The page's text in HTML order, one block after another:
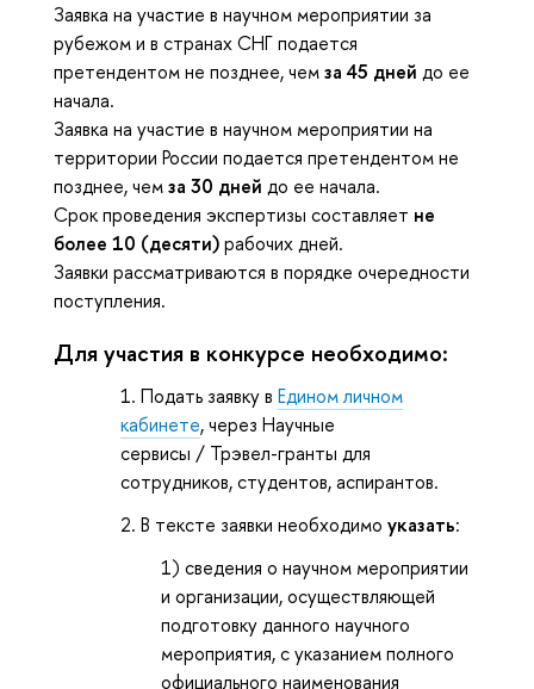
Заявка на участие в научном мероприятии за
рубежом и в странах СНГ подается
претендентом не позднее, чемза 45 дней до ее
начала.
Заявка на участие в научном мероприятии на
территории России подается претендентом не
позднее, чемза 30 дней до ее начала.
Срок проведения экспертизы составляет не
более 10 (десяти)рабочих дней.
Заявки рассматриваются в порядке очередности
поступления.
Для участия в конкурсе необходимо:
Подать заявку в Едином личном
кабинете, через Научные
сервисы / Трэвел-гранты для
сотрудников, студентов, аспирантов.
В тексте заявки необходимо указать:
1) сведения о научном мероприятии
и организации, осуществляющей
подготовку данного научного
мероприятия, с указанием полного
официального наименования